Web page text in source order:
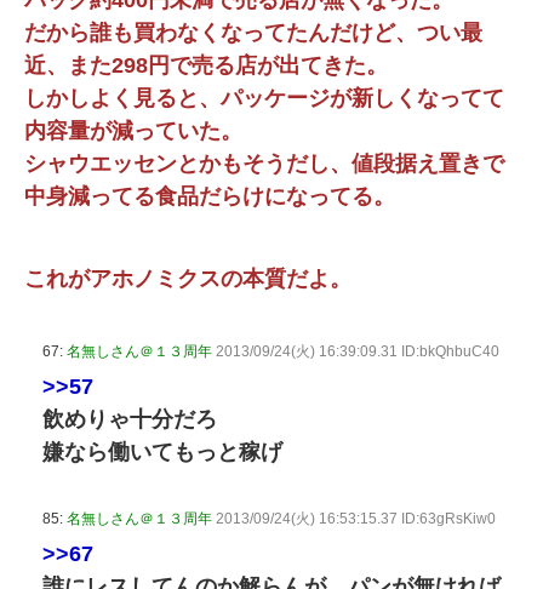
だから誰も買わなくなってたんだけど、つい最
近、また298円で売る店が出てきた。
しかしよく見ると、パッケージが新しくなってて
内容量が減っていた。
シャウエッセンとかもそうだし、値段据え置きで
中身減ってる食品だらけになってる。
これがアホノミクスの本質だよ。
67: 名無しさん＠１３周年 2013/09/24(火) 16:39:09.31 ID:bkQhbuC40
>>57
飲めりゃ十分だろ
嫌なら働いてもっと稼げ
85: 名無しさん＠１３周年 2013/09/24(火) 16:53:15.37 ID:63gRsKiw0
>>67